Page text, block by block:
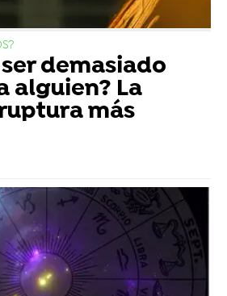
demasiado
alguien? La
más